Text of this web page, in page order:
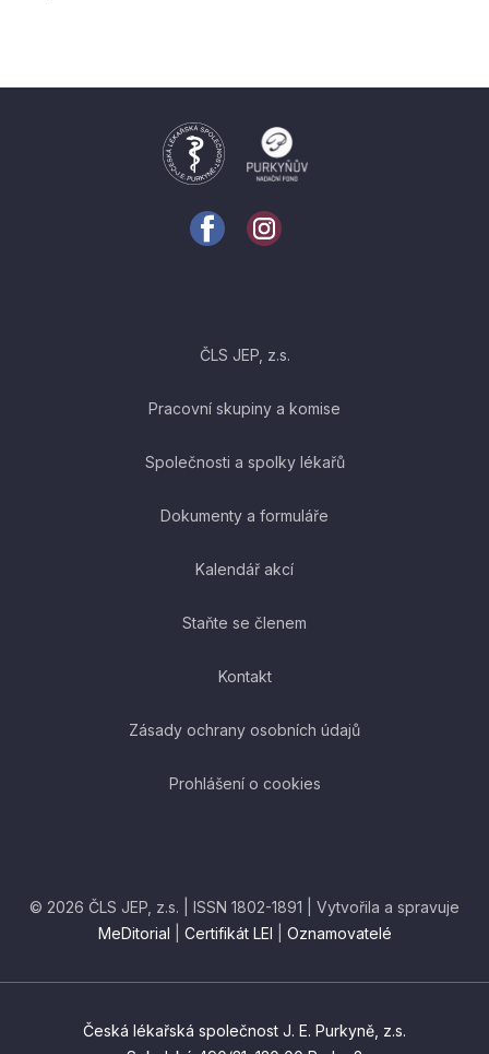
ČLS JEP, z.s.
Pracovní skupiny a komise
Společnosti a spolky lékařů
Dokumenty a formuláře
Kalendář akcí
Staňte se členem
Kontakt
Zásady ochrany osobních údajů
Prohlášení o cookies
© 2026 ČLS JEP, z.s. | ISSN 1802-1891 | Vytvořila a spravuje
MeDitorial
Certifikát LEI Oznamovatelé
Česká lékařská společnost J. E. Purkyně, z.s.